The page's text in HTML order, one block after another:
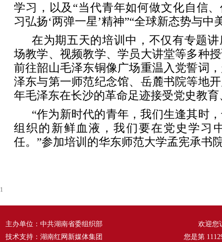
学习，以及“当代青年如何做文化自信
习弘扬‘两弹一星’精神”“全球新态势与中
在为期五天的培训中，不仅有专题
场教学、视频教学、学员大讲堂等多种
前往韶山毛泽东铜像广场重温入党誓词
泽东与第一师范纪念馆、岳麓书院等地
年毛泽东在长沙的革命足迹接受党史教
“作为新时代的青年，我们生逢其时
组织的新鲜血液，我们要在党史学习
任。”参加培训的华东师范大学孟宪承书
1
主办单位：中共湖南省委组织部
技术支持：湖南红网新媒体集团
欢迎您
您是第